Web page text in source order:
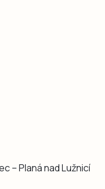
– Planá nad Lužnicí